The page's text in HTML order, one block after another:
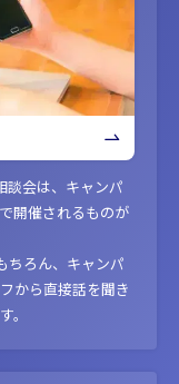
談会は、キャンパ
開催されるものが
ちろん、キャンパ
から直接話を聞き
。